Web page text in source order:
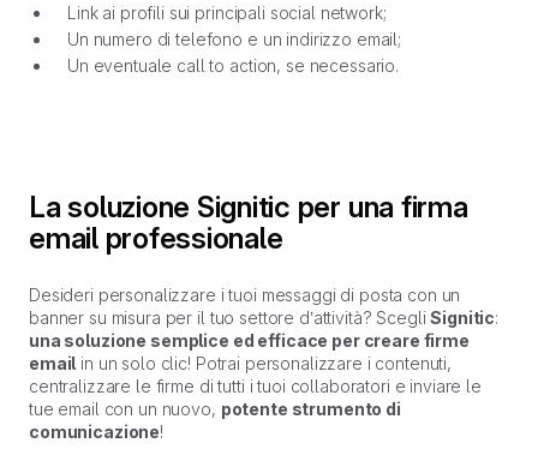
Link ai profili sui principali social network;
Un numero di telefono e un indirizzo email;
Un eventuale call to action, se necessario.
La soluzione Signitic per una firma
email professionale
Desideri personalizzare i tuoi messaggi di posta con un
banner su misura per il tuo settore d’attività? ScegliSignitic:
una soluzione semplice ed efficace per creare firme
email in un solo clic! Potrai personalizzare i contenuti,
centralizzare le firme di tutti i tuoi collaboratori e inviare le
tue email con un nuovo, potente strumento di
comunicazione!